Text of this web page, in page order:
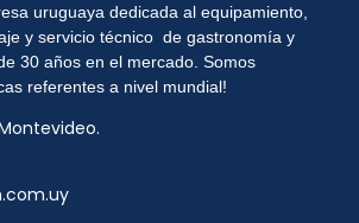
uruguaya dedicada al equipamiento,
y servicio técnico de gastronomía y
30 años en el mercado. Somos
referentes a nivel mundial!